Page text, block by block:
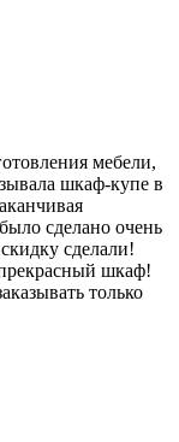
мебели,
шкаф-купе в
сделано очень
сделали!
шкаф!
только